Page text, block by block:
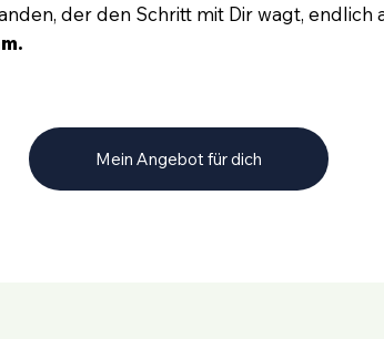
der den Schritt mit Dir wagt, endlich
Mein Angebot für dich